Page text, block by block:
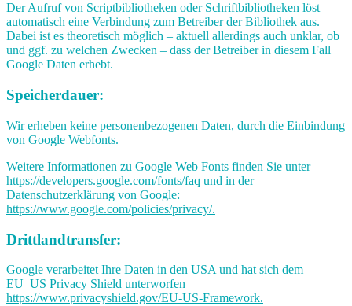
Der Aufruf von Scriptbibliotheken oder Schriftbibliotheken löst
automatisch eine Verbindung zum Betreiber der Bibliothek aus.
Dabei ist es theoretisch möglich – aktuell allerdings auch unklar, ob
und ggf. zu welchen Zwecken – dass der Betreiber in diesem Fall
Google Daten erhebt.
Speicherdauer:
Wir erheben keine personenbezogenen Daten, durch die Einbindung
von Google Webfonts.
Weitere Informationen zu Google Web Fonts finden Sie unter
https://developers.google.com/fonts/faq und in der
Datenschutzerklärung von Google:
https://www.google.com/policies/privacy/.
Drittlandtransfer:
Google verarbeitet Ihre Daten in den USA und hat sich dem
EU_US Privacy Shield unterworfen
https://www.privacyshield.gov/EU-US-Framework.